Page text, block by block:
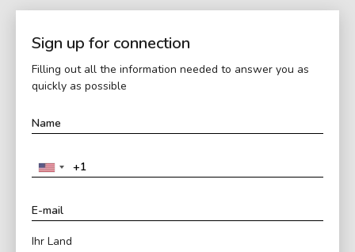
Sign up for connection
Filling out all the information needed to answer you as
quickly as possible
Ihr Land